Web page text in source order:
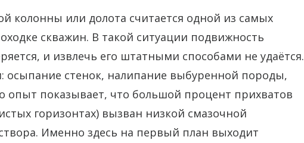
колонны или долота считается одной из самых
скважин. В такой ситуации подвижность
и извлечь его штатными способами не удаётся.
стенок, налипание выбуренной породы,
опыт показывает, что большой процент прихватов
горизонтах) вызван низкой смазочной
Именно здесь на первый план выходит